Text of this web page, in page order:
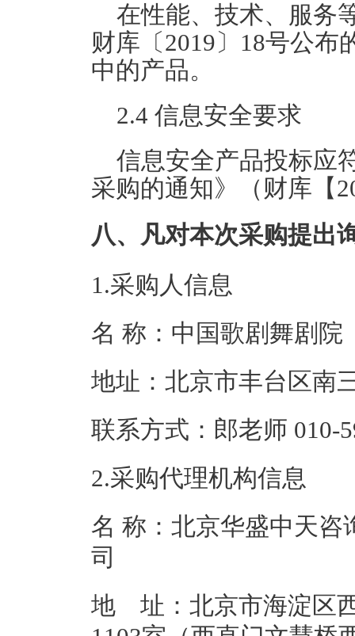
在性能、技术、服务
财库〔2019〕18号公布
中的产品。
2.4 信息安全要求
信息安全产品投标应
采购的通知》（财库【
八、凡对本次采购提出
1.采购人信息
名 称：中国歌
地址：北京市
联系方式：郎老
2.采购代理机构信息
名 称：北京华盛中天咨
地 址：北京市海淀区